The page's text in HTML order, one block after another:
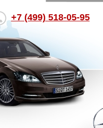
+7 (499) 518-05-95